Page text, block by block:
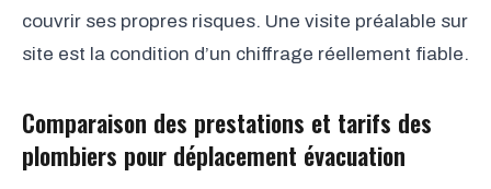
couvrir ses propres risques. Une visite préalable sur
site est la condition d’un chiffrage réellement fiable.
Comparaison des prestations et tarifs des
plombiers pour déplacement évacuation